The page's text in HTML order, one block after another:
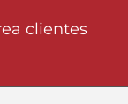
clientes